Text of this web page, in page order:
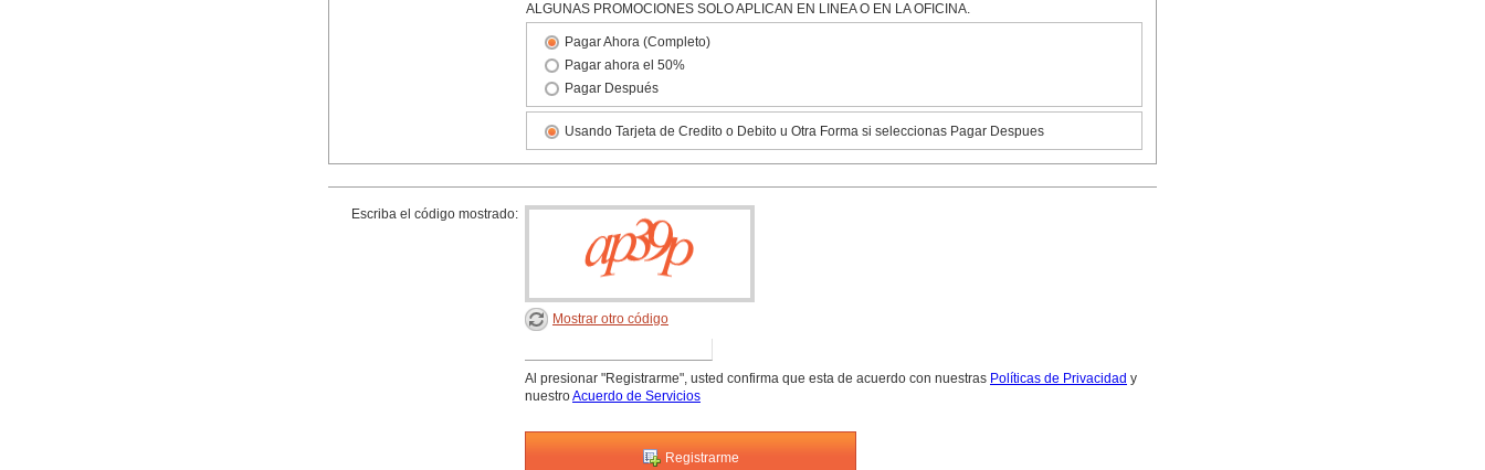
ALGUNAS PROMOCIONES SOLO APLICAN EN LINEA O EN LA OFICINA.
Pagar Ahora (Completo)
Pagar ahora el 50%
Pagar Después
Usando Tarjeta de Credito o Debito u Otra Forma si seleccionas Pagar Despues
Escriba el código mostrado:
Mostrar otro código
Al presionar "Registrarme", usted confirma que esta de acuerdo con nuestras Políticas de Privacidad y
nuestroAcuerdo de Servicios
Registrarme